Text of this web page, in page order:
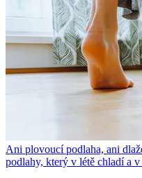
Ani plovoucí podlaha, ani
podlahy, který v létě chladí a v